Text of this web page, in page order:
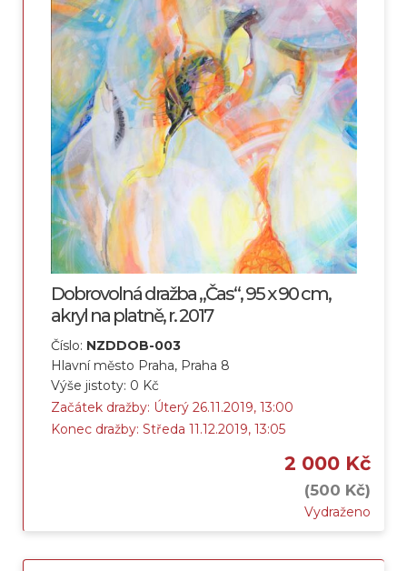
Dobrovolná dražba „Čas“, 95 x 90 cm,
akryl na platně, r. 2017
Číslo: NZDDOB-003
Hlavní město Praha, Praha 8
Výše jistoty: 0 Kč
Začátek dražby: Úterý 26.11.2019, 13:00
Konec dražby: Středa 11.12.2019, 13:05
2 000 Kč
(500 Kč)
Vydraženo